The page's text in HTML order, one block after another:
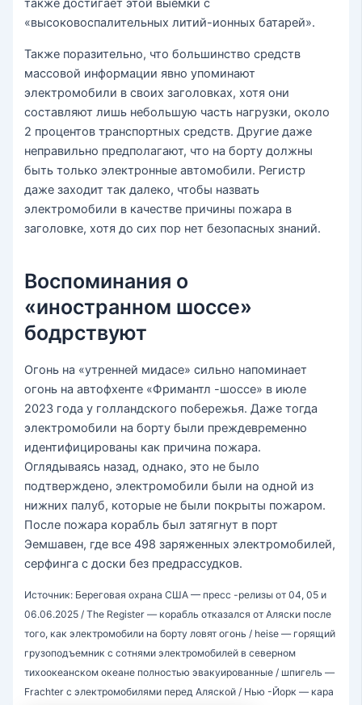
также достигает этой выемки с
«высоковоспалительных литий-ионных батарей».
Также поразительно, что большинство средств
массовой информации явно упоминают
электромобили в своих заголовках, хотя они
составляют лишь небольшую часть нагрузки, около
2 процентов транспортных средств. Другие даже
неправильно предполагают, что на борту должны
быть только электронные автомобили. Регистр
даже заходит так далеко, чтобы назвать
электромобили в качестве причины пожара в
заголовке, хотя до сих пор нет безопасных знаний.
Воспоминания о
«иностранном шоссе»
бодрствуют
Огонь на «утренней мидасе» сильно напоминает
огонь на автофхенте «Фримантл -шоссе» в июле
2023 года у голландского побережья. Даже тогда
электромобили на борту были преждевременно
идентифицированы как причина пожара.
Оглядываясь назад, однако, это не было
подтверждено, электромобили были на одной из
нижних палуб, которые не были покрыты пожаром.
После пожара корабль был затягнут в порт
Эемшавен, где все 498 заряженных электромобилей,
серфинга с доски без предрассудков.
Источник: Береговая охрана США — пресс -релизы от 04, 05 и
06.06.2025 / The Register — корабль отказался от Аляски после
того, как электромобили на борту ловят огонь / heise — горящий
грузоподъемник с сотнями электромобилей в северном
тихоокеанском океане полностью эвакуированные / шпигель —
Frachter с электромобилями перед Аляской / Нью -Йорк — кара